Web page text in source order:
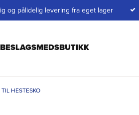
og pålidelig levering fra eget lager
HESTESKO